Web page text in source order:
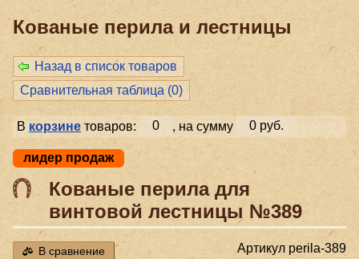
Кованые перила и лестницы
Назад в список товаров
Сравнительная таблица (0)
В корзинетоваров: 0 , на сумму 0 руб.
лидер продаж
Кованые перила для
винтовой лестницы №389
В сравнение Артикул perila-389